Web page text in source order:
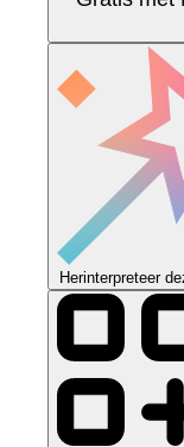
Herinterpreteer